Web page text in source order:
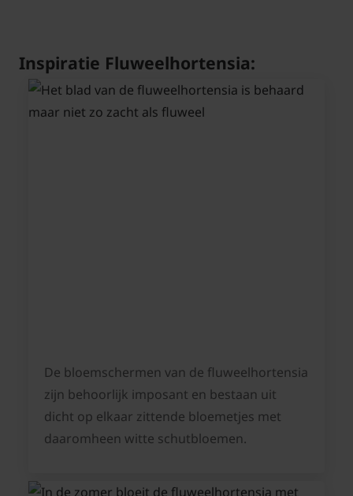
Inspiratie Fluweelhortensia:
De bloemschermen van de fluweelhortensia
zijn behoorlijk imposant en bestaan uit
dicht op elkaar zittende bloemetjes met
daaromheen witte schutbloemen.